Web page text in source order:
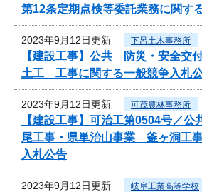
第12条定期点検等委託業務に関す
2023年9月12日更新 下呂土木事務所
【建設工事】公共 防災・安全交
土工 工事に関する一般競争入札
2023年9月12日更新 可茂農林事務所
【建設工事】可治工第0504号／
尾工事・県単治山事業 釜ヶ洞工
入札公告
2023年9月12日更新 岐阜工業高等学校